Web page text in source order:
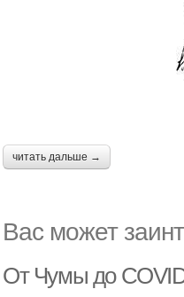
читать дальше →
Вас может
От Чумы до